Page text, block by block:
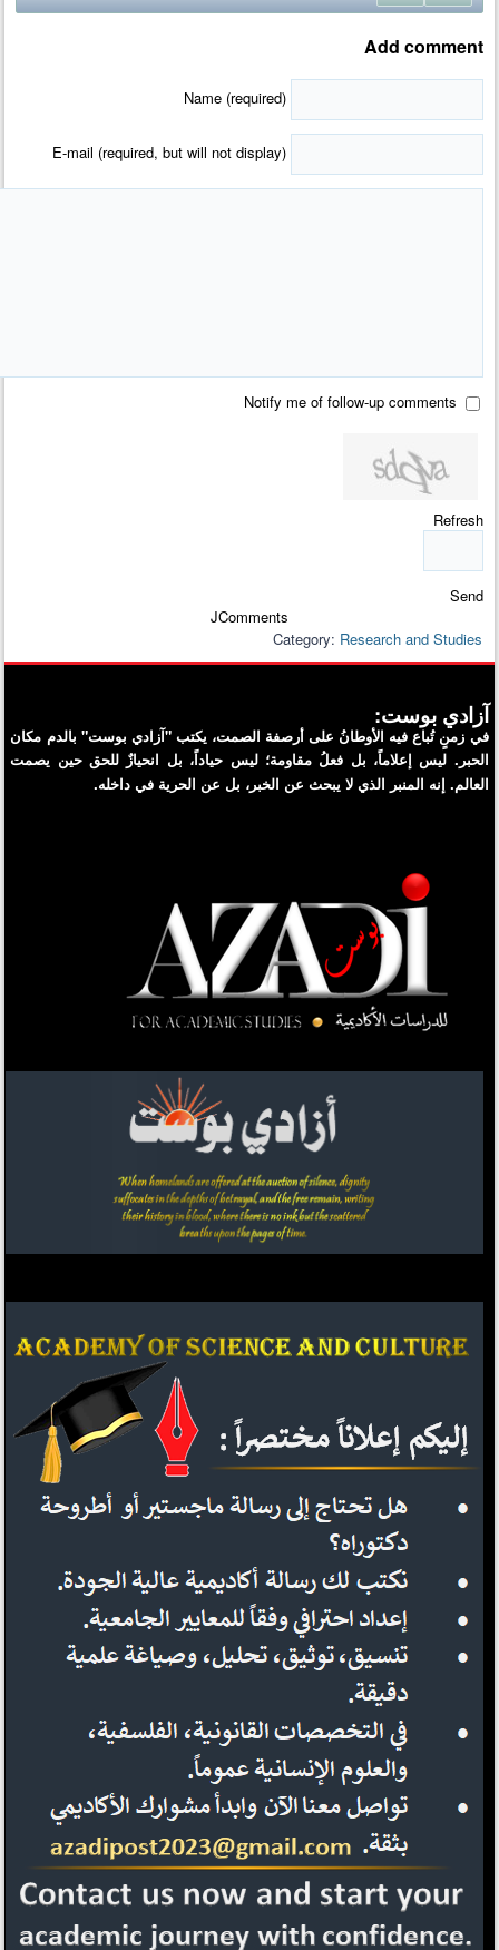
Add comment
Name (required)
E-mail (required, but will not display)
Notify me of follow-up comments
Refresh
Send
JComments
Category: Research and Studies
آزادي بوست:
في زمنٍ تُباع فيه الأوطانُ على أرصفة الصمت، يكتب "آزادي بوست" بالدم مكان
الحبر. ليس إعلاماً، بل فعلُ مقاومة؛ ليس حياداً، بل انحيازٌ للحق حين يصمت
العالم. إنه المنبر الذي لا يبحث عن الخبر، بل عن الحرية في داخله.